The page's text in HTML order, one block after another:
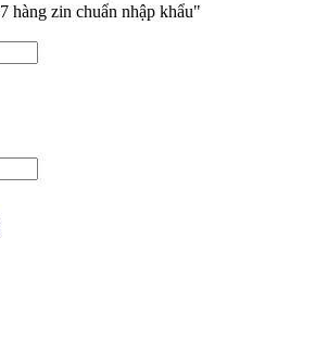
hàng zin chuẩn nhập khẩu"